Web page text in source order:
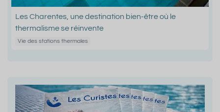
Les Charentes, une destination bien-être où le
thermalisme se réinvente
Vie des stations thermales